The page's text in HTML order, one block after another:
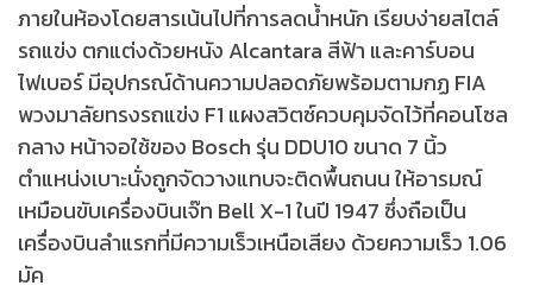
ภายในห้องโดยสารเน้นไปที่การลดน้ำหนัก เรียบง่ายสไตล์
รถแข่ง ตกแต่งด้วยหนัง Alcantara สีฟ้า และคาร์บอน
ไฟเบอร์ มีอุปกรณ์ด้านความปลอดภัยพร้อมตามกฏ FIA
พวงมาลัยทรงรถแข่ง F1 แผงสวิตซ์ควบคุมจัดไว้ที่คอนโซล
กลาง หน้าจอใช้ของ Bosch รุ่น DDU10 ขนาด 7 นิ้ว
ตำแหน่งเบาะนั่งถูกจัดวางแทบจะติดพื้นถนน ให้อารมณ์
เหมือนขับเครื่องบินเจ๊ท Bell X-1 ในปี 1947 ซึ่งถือเป็น
เครื่องบินลำแรกที่มีความเร็วเหนือเสียง ด้วยความเร็ว 1.06
มัค